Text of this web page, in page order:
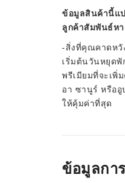
ข้อมูลสินค้านี้แ
ลูกค้าสัมพันธ์หา
-สิ่งที่คุณคาดหวั
เริ่มต้นวันหยุดพั
พรีเมียมที่จะเพิ่
อา ซานูร์ หรืออู
ให้คุ้มค่าที่สุด
ข้อมูลกา